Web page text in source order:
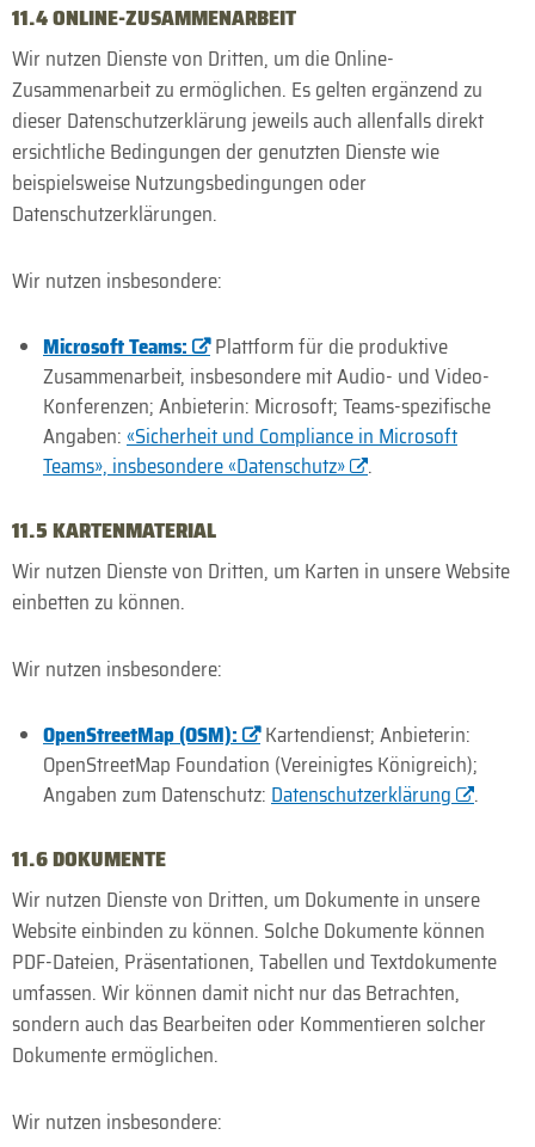
11.4 ONLINE-ZUSAMMENARBEIT
Wir nutzen Dienste von Dritten, um die Online-
Zusammenarbeit zu ermöglichen. Es gelten ergänzend zu
dieser Datenschutzerklärung jeweils auch allenfalls direkt
ersichtliche Bedingungen der genutzten Dienste wie
beispielsweise Nutzungsbedingungen oder
Datenschutzerklärungen.
Wir nutzen insbesondere:
Microsoft Teams:
Platt­form für die pro­duktive
Zusammen­arbeit, insbesondere mit Audio- und Video-
Kon­ferenzen; Anbieterin: Microsoft; Teams-spezi­fische
Angaben:«Sicher­heit und Compliance in Micro­soft
Teams», insbesondere «Daten­schutz»
.
11.5 KARTENMATERIAL
Wir nutzen Dienste von Dritten, um Karten in unsere Website
einbetten zu können.
Wir nutzen insbesondere:
OpenStreetMap (OSM):
Kartendienst; Anbieterin:
OpenStreetMap Foundation (Vereinigtes Königreich);
Angaben zum Datenschutz: Datenschutzerklärung .
11.6 DOKUMENTE
Wir nutzen Dienste von Dritten, um Dokumente in unsere
Website einbinden zu können. Solche Dokumente können
PDF-Dateien, Präsentationen, Tabellen und Textdokumente
umfassen. Wir können damit nicht nur das Betrachten,
sondern auch das Bearbeiten oder Kommentieren solcher
Dokumente ermöglichen.
Wir nutzen insbesondere: